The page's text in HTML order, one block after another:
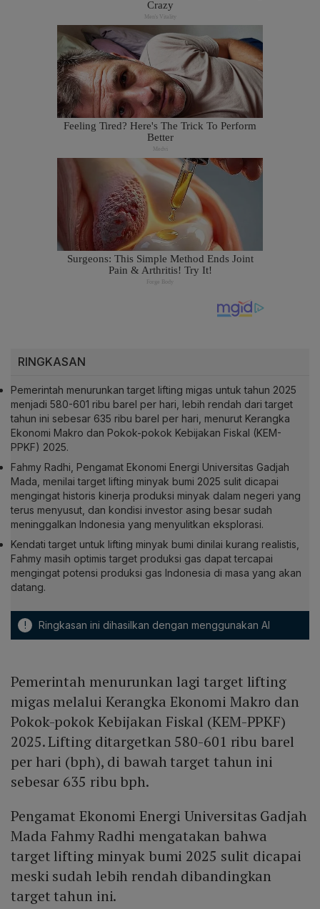
RINGKASAN
Pemerintah menurunkan target lifting migas untuk tahun 2025
menjadi 580-601 ribu barel per hari, lebih rendah dari target
tahun ini sebesar 635 ribu barel per hari, menurut Kerangka
Ekonomi Makro dan Pokok-pokok Kebijakan Fiskal (KEM-
PPKF) 2025.
Fahmy Radhi, Pengamat Ekonomi Energi Universitas Gadjah
Mada, menilai target lifting minyak bumi 2025 sulit dicapai
mengingat historis kinerja produksi minyak dalam negeri yang
terus menyusut, dan kondisi investor asing besar sudah
meninggalkan Indonesia yang menyulitkan eksplorasi.
Kendati target untuk lifting minyak bumi dinilai kurang realistis,
Fahmy masih optimis target produksi gas dapat tercapai
mengingat potensi produksi gas Indonesia di masa yang akan
datang.
! Ringkasan ini dihasilkan dengan menggunakan AI
Pemerintah menurunkan lagi target lifting
migas melalui Kerangka Ekonomi Makro dan
Pokok-pokok Kebijakan Fiskal (KEM-PPKF)
2025. Lifting ditargetkan 580-601 ribu barel
per hari (bph), di bawah target tahun ini
sebesar 635 ribu bph.
Pengamat Ekonomi Energi Universitas Gadjah
Mada Fahmy Radhi mengatakan bahwa
target lifting minyak bumi 2025 sulit dicapai
meski sudah lebih rendah dibandingkan
target tahun ini.